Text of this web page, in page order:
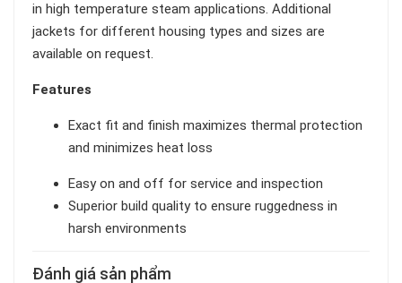
in high temperature steam applications. Additional
jackets for different housing types and sizes are
available on request.
Features
Exact fit and finish maximizes thermal protection
and minimizes heat loss
Easy on and off for service and inspection
Superior build quality to ensure ruggedness in
harsh environments
Đánh giá sản phẩm